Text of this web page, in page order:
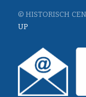
© HISTORISCH
UP